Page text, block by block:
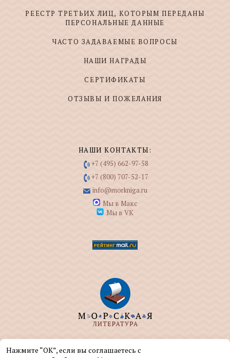
РЕЕСТР ТРЕТЬИХ ЛИЦ, КОТОРЫМ ПЕРЕДАНЫ
ПЕРСОНАЛЬНЫЕ ДАННЫЕ
ЧАСТО ЗАДАВАЕМЫЕ ВОПРОСЫ
НАШИ НАГРАДЫ
СЕРТИФИКАТЫ
ОТЗЫВЫ И ПОЖЕЛАНИЯ
НАШИ КОНТАКТЫ:
+7 (495) 662-97-58
+7 (800) 707-52-17
info@morkniga.ru
Мы в Макс
Мы в VK
ООО "МОРКНИГА" занимается изданием и
реализацией книг на морскую тематику.
Нажмите “ОК”, если вы соглашаетесь с